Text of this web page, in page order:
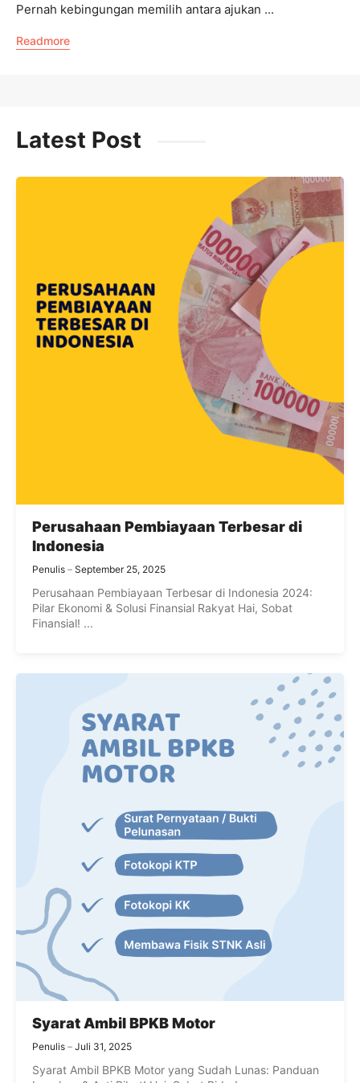
Pernah kebingungan memilih antara ajukan ...
Readmore
Latest Post
Perusahaan Pembiayaan Terbesar di
Indonesia
Penulis September 25, 2025
Perusahaan Pembiayaan Terbesar di Indonesia 2024:
Pilar Ekonomi & Solusi Finansial Rakyat Hai, Sobat
Finansial! ...
Syarat Ambil BPKB Motor
Penulis Juli 31, 2025
Syarat Ambil BPKB Motor yang Sudah Lunas: Panduan